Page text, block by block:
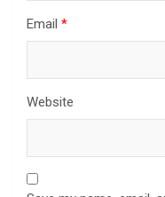
Email *
Website